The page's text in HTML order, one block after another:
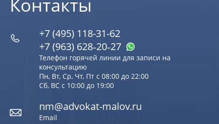
Контакты
+7 (495) 118-31-62
+7 (963) 628‑20‑27
Телефон горячей линии для записи на
консультацию
Пн, Вт, Ср, Чт, Пт с 08:00 до 22:00
Сб, ВС с 10:00 до 19:00
nm@advokat-malov.ru
Email